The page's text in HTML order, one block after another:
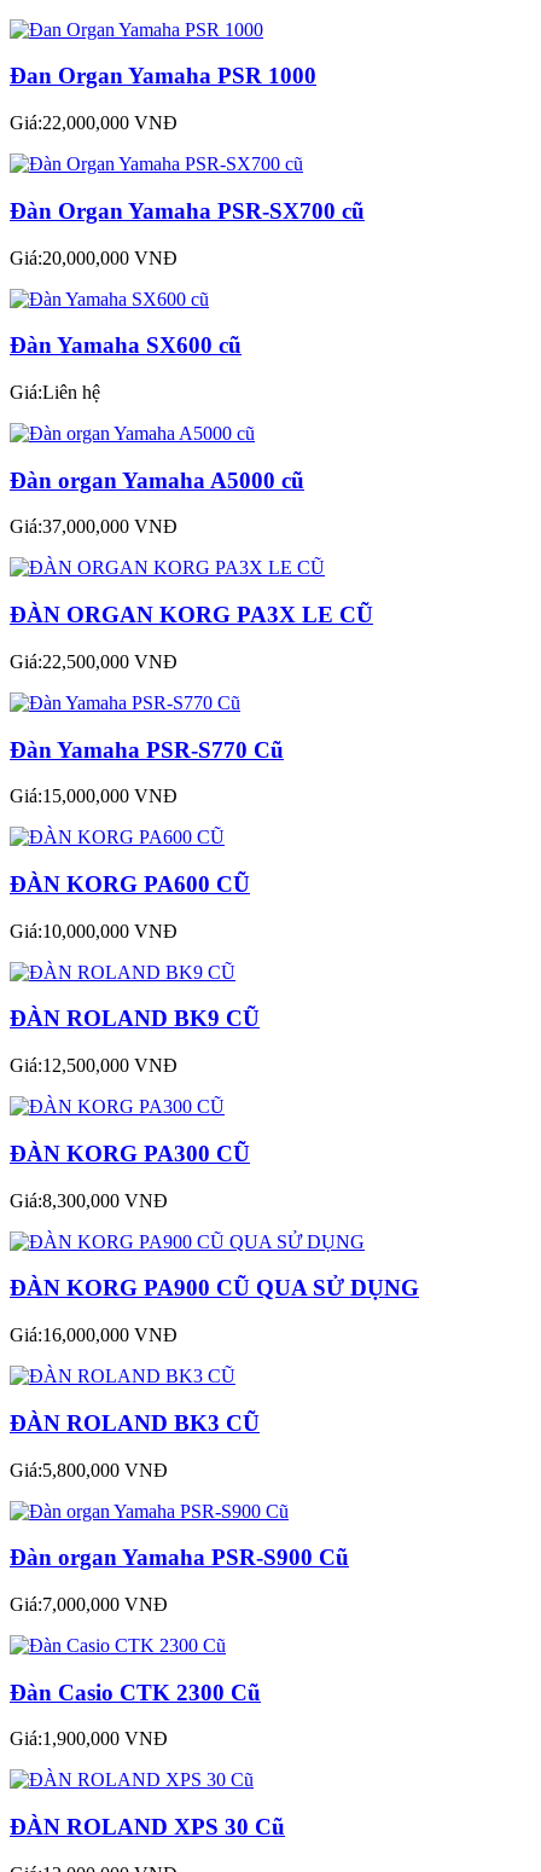
Đan Organ Yamaha PSR 1000
Giá:22,000,000 VNĐ
Đàn Organ Yamaha PSR-SX700 cũ
Giá:20,000,000 VNĐ
Đàn Yamaha SX600 cũ
Giá:Liên hệ
Đàn organ Yamaha A5000 cũ
Giá:37,000,000 VNĐ
ĐÀN ORGAN KORG PA3X LE CŨ
Giá:22,500,000 VNĐ
Đàn Yamaha PSR-S770 Cũ
Giá:15,000,000 VNĐ
ĐÀN KORG PA600 CŨ
Giá:10,000,000 VNĐ
ĐÀN ROLAND BK9 CŨ
Giá:12,500,000 VNĐ
ĐÀN KORG PA300 CŨ
Giá:8,300,000 VNĐ
ĐÀN KORG PA900 CŨ QUA SỬ DỤNG
Giá:16,000,000 VNĐ
ĐÀN ROLAND BK3 CŨ
Giá:5,800,000 VNĐ
Đàn organ Yamaha PSR-S900 Cũ
Giá:7,000,000 VNĐ
Đàn Casio CTK 2300 Cũ
Giá:1,900,000 VNĐ
ĐÀN ROLAND XPS 30 Cũ